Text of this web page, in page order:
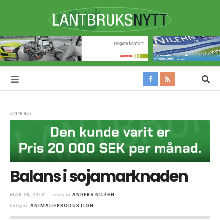
ANNONS
Balans i sojamarknaden
MAR 30, 2019 skribent ANDERS NILÉHN
kategori ANIMALIEPRODUKTION